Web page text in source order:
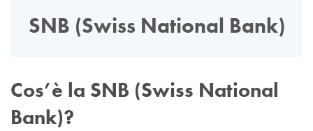
SNB (Swiss National Bank)
Cos’è la SNB (Swiss National
Bank)?